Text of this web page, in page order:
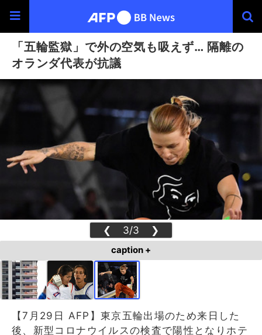
「五輪監獄」で外の空気も吸えず… 隔離の
オランダ代表が抗議
❮ 3/3 ❯
caption +
【7月29日 AFP】東京五輪出場のため来日した
後、新型コロナウイルスの検査で陽性となりホテ